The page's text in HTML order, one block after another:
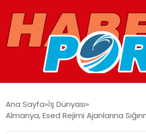
GUNCEL
Ana Sayfa İş Dünyası
Almanya, Esed Rejimi Ajanlarına